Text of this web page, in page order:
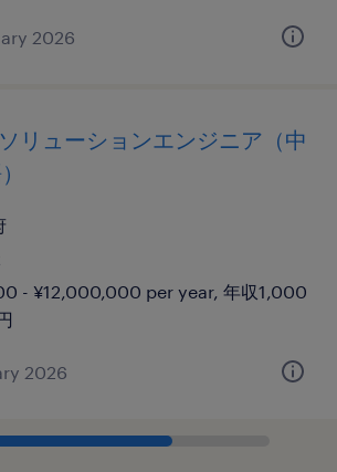
2026
リューションエンジニア（中
- ¥12,000,000 per year, 年収1,000
2026